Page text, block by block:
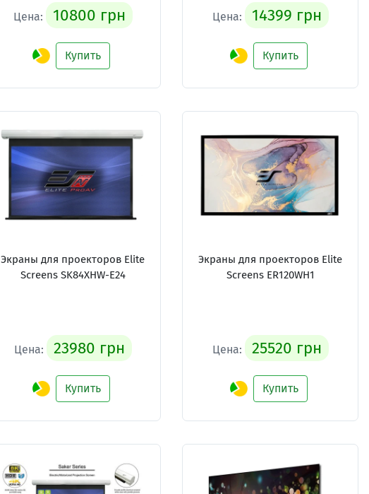
Цена: 10800 грн
Купить
Цена: 14399 грн
Купить
Экраны для проекторов Elite
Screens SK84XHW-E24
Цена: 23980 грн
Купить
Экраны для проекторов Elite
Screens ER120WH1
Цена: 25520 грн
Купить